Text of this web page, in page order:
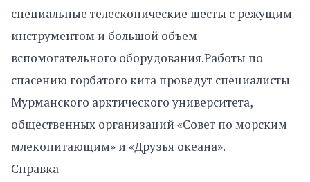
специальные телескопические шесты с режущим
инструментом и большой объем
вспомогательного оборудования.Работы по
спасению горбатого кита проведут специалисты
Мурманского арктического университета,
общественных организаций «Совет по морским
млекопитающим» и «Друзья океана».
Справка